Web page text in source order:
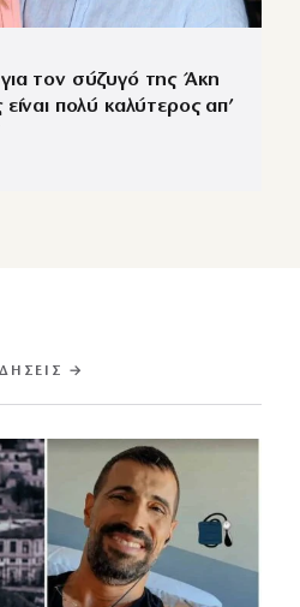
τον σύζυγό της Άκη
πολύ καλύτερος απ’
→